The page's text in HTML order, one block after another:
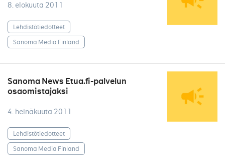
8. elokuuta 2011
Lehdistötiedotteet
Sanoma Media Finland
Sanoma News Etua.fi-palvelun
osaomistajaksi
4. heinäkuuta 2011
Lehdistötiedotteet
Sanoma Media Finland